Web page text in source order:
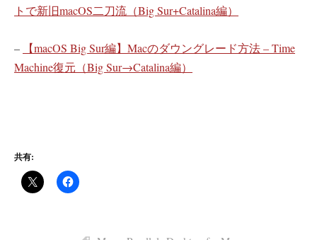
トで新旧macOS二刀流（Big Sur+Catalina編）
–
【macOS Big Sur編】Macのダウングレード方法 – Time
Machine復元（Big Sur→Catalina編）
共有: